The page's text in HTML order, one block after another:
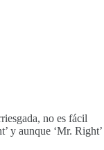
no es fácil
y aunque ‘Mr. Right’